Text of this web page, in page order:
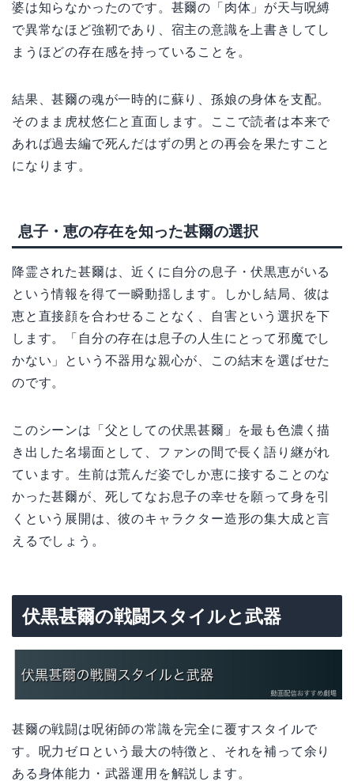
婆は知らなかったのです。甚爾の「肉体」が天与呪縛
で異常なほど強靭であり、宿主の意識を上書きしてし
まうほどの存在感を持っていることを。
結果、甚爾の魂が一時的に蘇り、孫娘の身体を支配。
そのまま虎杖悠仁と直面します。ここで読者は本来で
あれば過去編で死んだはずの男との再会を果たすこと
になります。
息子・恵の存在を知った甚爾の選択
降霊された甚爾は、近くに自分の息子・伏黒恵がいる
という情報を得て一瞬動揺します。しかし結局、彼は
恵と直接顔を合わせることなく、自害という選択を下
します。「自分の存在は息子の人生にとって邪魔でし
かない」という不器用な親心が、この結末を選ばせた
のです。
このシーンは「父としての伏黒甚爾」を最も色濃く描
き出した名場面として、ファンの間で長く語り継がれ
ています。生前は荒んだ姿でしか恵に接することのな
かった甚爾が、死してなお息子の幸せを願って身を引
くという展開は、彼のキャラクター造形の集大成と言
えるでしょう。
伏黒甚爾の戦闘スタイルと武器
甚爾の戦闘は呪術師の常識を完全に覆すスタイルで
す。呪力ゼロという最大の特徴と、それを補って余り
ある身体能力・武器運用を解説します。